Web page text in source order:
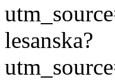
lesanska?